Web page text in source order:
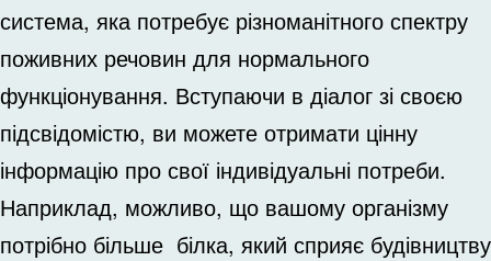
система, яка потребує різноманітного спектру
поживних речовин для нормального
функціонування. Вступаючи в діалог зі своєю
підсвідомістю, ви можете отримати цінну
інформацію про свої індивідуальні потреби.
Наприклад, можливо, що вашому організму
потрібно більше білка, який сприяє будівництву